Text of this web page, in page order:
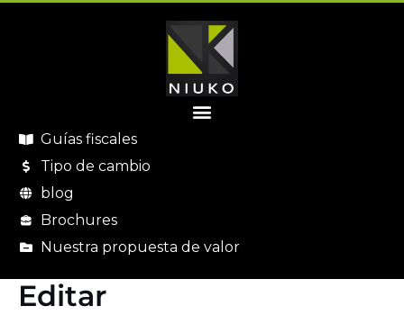
Guías fiscales
Tipo de cambio
blog
Brochures
Nuestra propuesta de valor
Editar